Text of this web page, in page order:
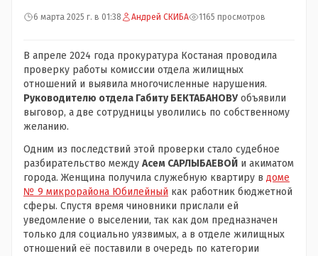
6 марта 2025 г. в 01:38 Андрей СКИБА 1165 просмотров
В апреле 2024 года прокуратура Костаная проводила
проверку работы комиссии отдела жилищных
отношений и выявила многочисленные нарушения.
Руководителю отдела Габиту БЕКТАБАНОВУобъявили
выговор, а две сотрудницы уволились по собственному
желанию.
Одним из последствий этой проверки стало судебное
разбирательство между Асем САРЛЫБАЕВОЙ и акиматом
города. Женщина получила служебную квартиру в доме
№ 9 микрорайона Юбилейный как работник бюджетной
сферы. Спустя время чиновники прислали ей
уведомление о выселении, так как дом предназначен
только для социально уязвимых, а в отделе жилищных
отношений её поставили в очередь по категории